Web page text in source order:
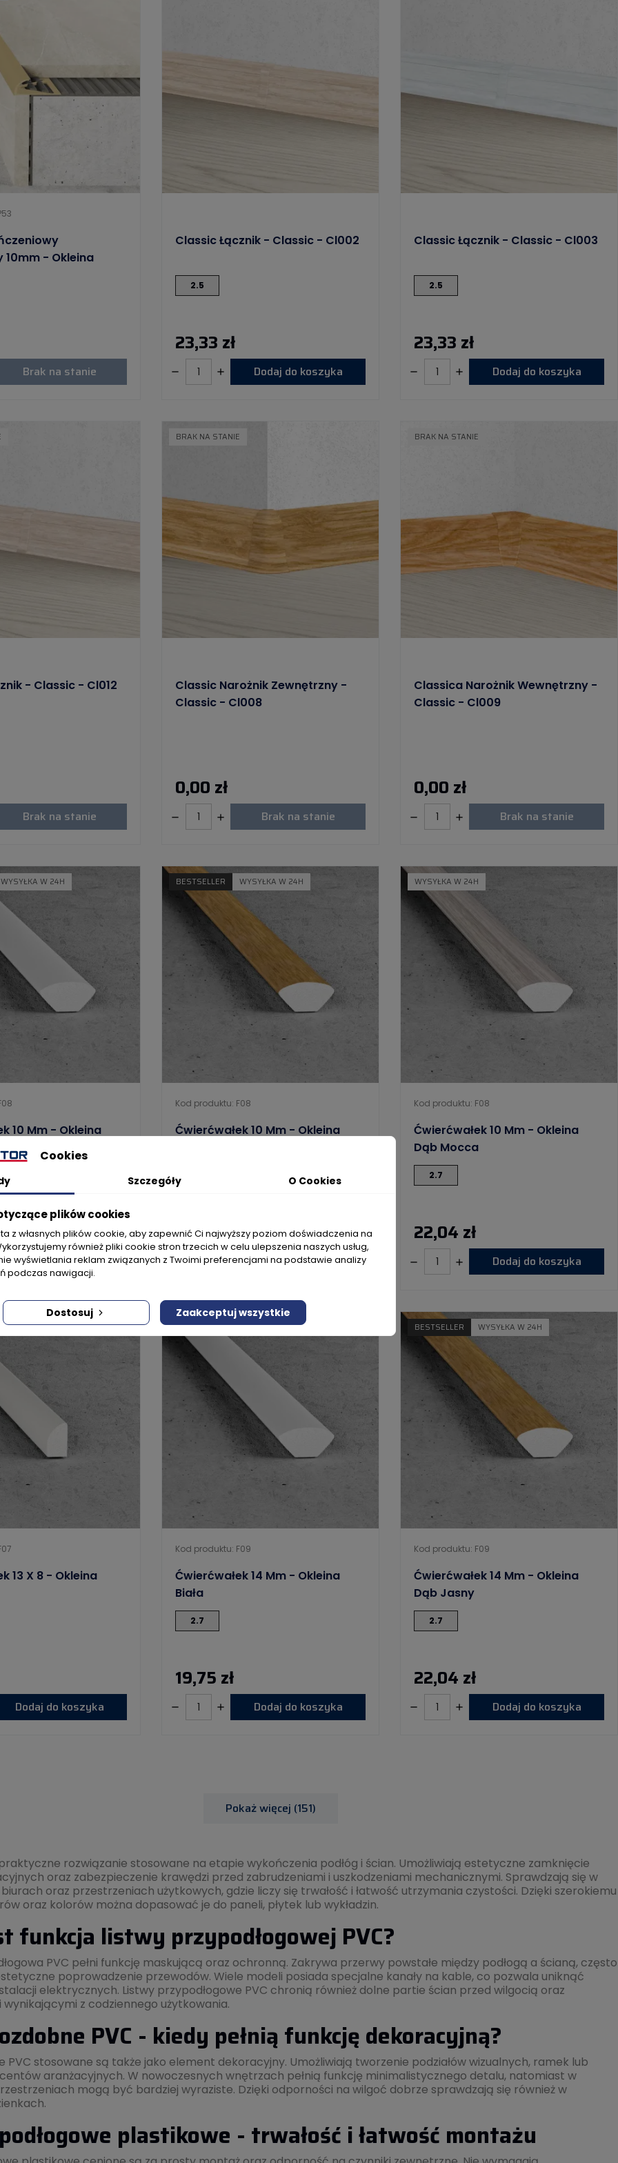
10mm - Okleina
Brak na stanie
Classic Łącznik - Classic - Cl002
2.5
23,33 zł
Dodaj do koszyka
Classic Łącznik - Classic - Cl003
2.5
23,33 zł
Dodaj do koszyka
- Classic - Cl012
Brak na stanie
Classic Narożnik Zewnętrzny -
Classic - Cl008
0,00 zł
Brak na stanie
BRAK NA STANIE
Classica Narożnik Wewnętrzny -
Classic - Cl009
0,00 zł
Brak na stanie
BRAK NA STANIE
10 Mm - Okleina
Dodaj do koszyka
WYSYŁKA W 24H
Kod produktu: F08
Ćwierćwałek 10 Mm - Okleina
22,04 zł
Dodaj do koszyka
BESTSELLER WYSYŁKA W 24H
Kod produktu: F08
Ćwierćwałek 10 Mm - Okleina
Dąb Mocca
2.7
22,04 zł
Dodaj do koszyka
WYSYŁKA W 24H
13 X 8 - Okleina
Dodaj do koszyka
WYSYŁKA W 24H
Kod produktu: F09
Ćwierćwałek 14 Mm - Okleina
Biała
2.7
19,75 zł
Dodaj do koszyka
BESTSELLER WYSYŁKA W 24H
Kod produktu: F09
Ćwierćwałek 14 Mm - Okleina
Dąb Jasny
2.7
22,04 zł
Dodaj do koszyka
BESTSELLER WYSYŁKA W 24H
Pokaż więcej (151)
rozwiązanie stosowane na etapie wykończenia podłóg i ścian. Umożliwiają estetyczne zamknięcie
oraz zabezpieczenie krawędzi przed zabrudzeniami i uszkodzeniami mechanicznymi. Sprawdzają się w
oraz przestrzeniach użytkowych, gdzie liczy się trwałość i łatwość utrzymania czystości. Dzięki szerokiemu
oraz kolorów można dopasować je do paneli, płytek lub wykładzin.
funkcja listwy przypodłogowej PVC?
PVC pełni funkcję maskującą oraz ochronną. Zakrywa przerwy powstałe między podłogą a ścianą, często
poprowadzenie przewodów. Wiele modeli posiada specjalne kanały na kable, co pozwala uniknąć
elektrycznych. Listwy przypodłogowe PVC chronią również dolne partie ścian przed wilgocią oraz
wynikającymi z codziennego użytkowania.
PVC - kiedy pełnią funkcję dekoracyjną?
PVC stosowane są także jako element dekoracyjny. Umożliwiają tworzenie podziałów wizualnych, ramek lub
aranżacyjnych. W nowoczesnych wnętrzach pełnią funkcję minimalistycznego detalu, natomiast w
mogą być bardziej wyraziste. Dzięki odporności na wilgoć dobrze sprawdzają się również w
plastikowe - trwałość i łatwość montażu
Cookies
Szczegóły O Cookies
plików cookies
z własnych plików cookie, aby zapewnić Ci najwyższy poziom doświadczenia na
również pliki cookie stron trzecich w celu ulepszenia naszych usług,
wyświetlania reklam związanych z Twoimi preferencjami na podstawie analizy
podczas nawigacji.
Dostosuj Zaakceptuj wszystkie